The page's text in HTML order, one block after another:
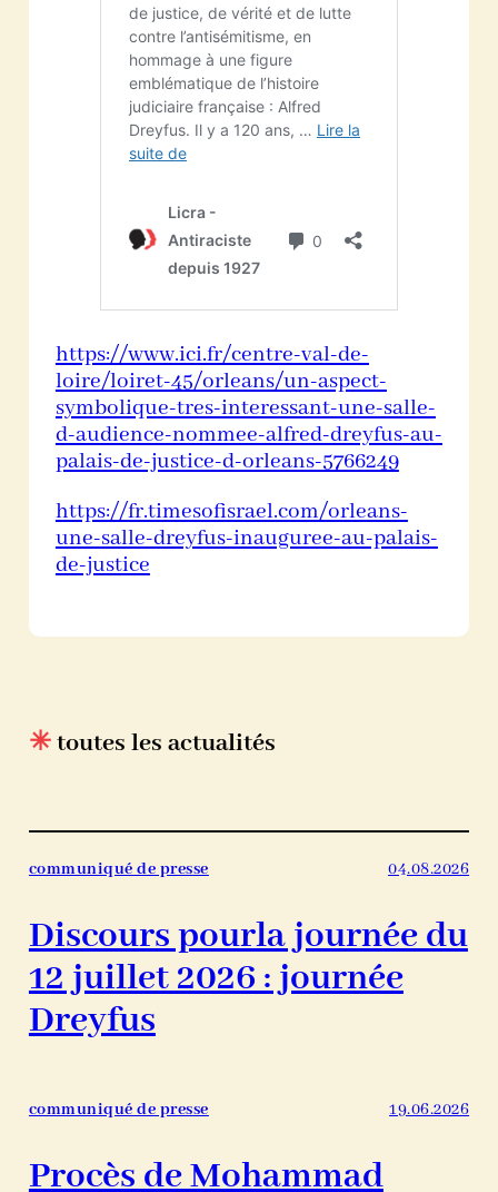
https://www.ici.fr/centre-val-de-
loire/loiret-45/orleans/un-aspect-
symbolique-tres-interessant-une-salle-
d-audience-nommee-alfred-dreyfus-au-
palais-de-justice-d-orleans-5766249
https://fr.timesofisrael.com/orleans-
une-salle-dreyfus-inauguree-au-palais-
de-justice
✳toutes les actualités
communiqué de presse 04.08.2026
Discours pourla journée du
12 juillet 2026 : journée
Dreyfus
communiqué de presse 19.06.2026
Procès de Mohammad